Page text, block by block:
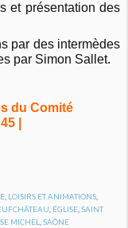
et présentation des
par des intermèdes
par Simon Sallet.
du Comité
|
, LOISIRS ET ANIMATIONS,
ÉGLISE ,SAINT
MICHEL ,SAÔNE